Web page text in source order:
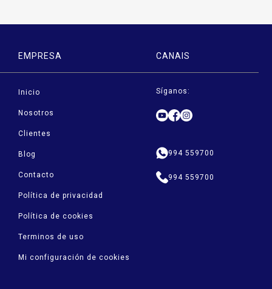
EMPRESA
Inicio
Nosotros
Clientes
Blog
Contacto
Política de privacidad
Política de cookies
Terminos de uso
Mi configuración de cookies
CANAIS
Síganos:
994 559700
994 559700